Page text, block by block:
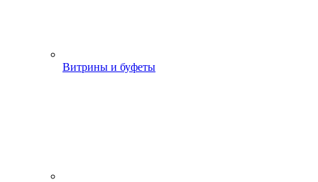
Витрины и буфеты